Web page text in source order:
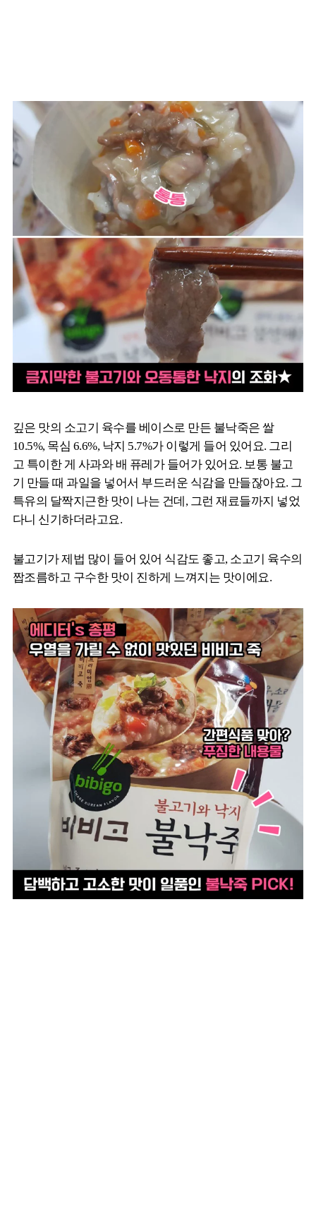
깊은 맛의 소고기 육수를 베이스로 만든 불낙죽은 쌀
10.5%, 목심 6.6%, 낙지 5.7%가 이렇게 들어 있어요. 그리
고 특이한 게 사과와 배 퓨레가 들어가 있어요. 보통 불고
기 만들 때 과일을 넣어서 부드러운 식감을 만들잖아요. 그
특유의 달짝지근한 맛이 나는 건데, 그런 재료들까지 넣었
다니 신기하더라고요.
불고기가 제법 많이 들어 있어 식감도 좋고, 소고기 육수의
짭조름하고 구수한 맛이 진하게 느껴지는 맛이에요.